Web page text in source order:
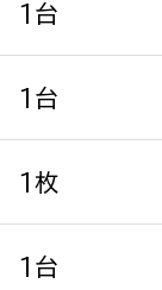
1台
1台
1枚
1台